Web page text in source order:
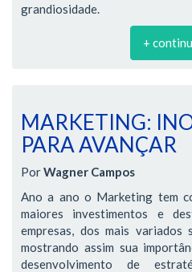
grandiosidade.
+
MARKETING:
PARA AVANÇAR
PorWagner Campos
Ano a ano o Marketing tem
maiores investimentos e
empresas, dos mais variados
mostrando assim sua
desenvolvimento de